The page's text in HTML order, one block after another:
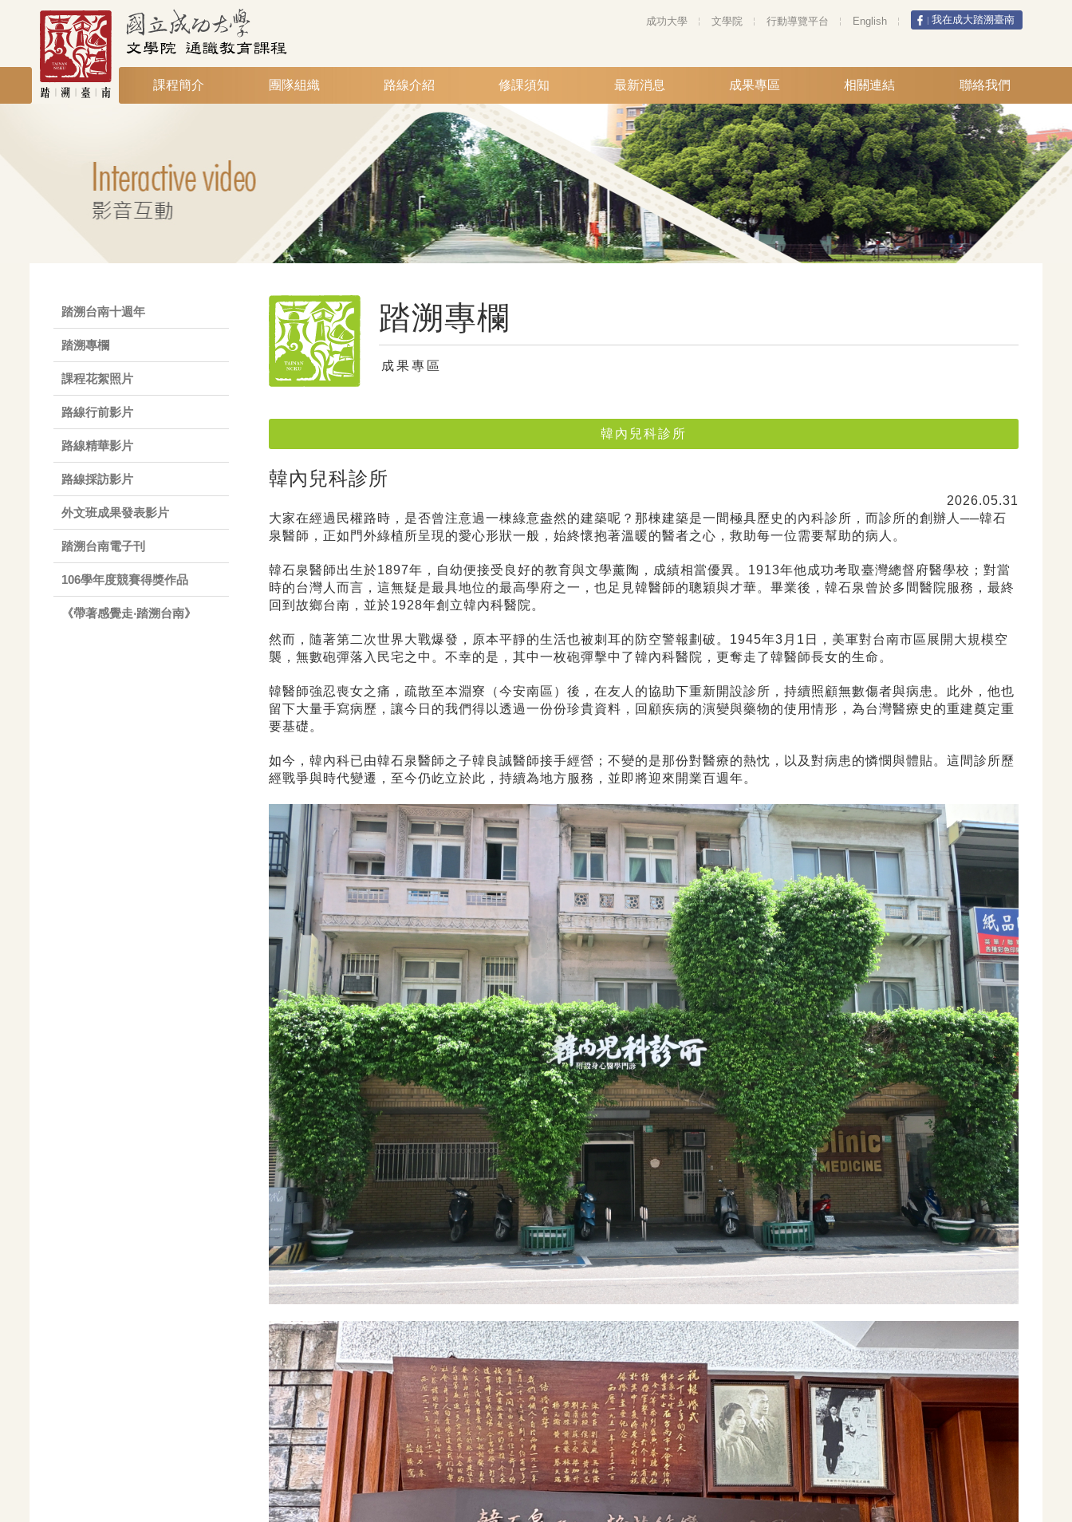
成功大學 文學院 行動導覽平台 English 我在成大踏溯臺南
課程簡介 團隊組織 路線介紹 修課須知 最新消息 成果專區 相關連結 聯絡我們
踏溯台南十週年
踏溯專欄
課程花絮照片
路線行前影片
路線精華影片
路線採訪影片
外文班成果發表影片
踏溯台南電子刊
106學年度競賽得獎作品
《帶著感覺走‧踏溯台南》
踏溯專欄
成果專區
韓內兒科診所
韓內兒科診所
2026.05.31
大家在經過民權路時，是否曾注意過一棟綠意盎然的建築呢？那棟建築是一間極具歷史的內科診所，而診所的創辦人──韓石
泉醫師，正如門外綠植所呈現的愛心形狀一般，始終懷抱著溫暖的醫者之心，救助每一位需要幫助的病人。
韓石泉醫師出生於1897年，自幼便接受良好的教育與文學薰陶，成績相當優異。1913年他成功考取臺灣總督府醫學校；對當
時的台灣人而言，這無疑是最具地位的最高學府之一，也足見韓醫師的聰穎與才華。畢業後，韓石泉曾於多間醫院服務，最終
回到故鄉台南，並於1928年創立韓內科醫院。
然而，隨著第二次世界大戰爆發，原本平靜的生活也被刺耳的防空警報劃破。1945年3月1日，美軍對台南市區展開大規模空
襲，無數砲彈落入民宅之中。不幸的是，其中一枚砲彈擊中了韓內科醫院，更奪走了韓醫師長女的生命。
韓醫師強忍喪女之痛，疏散至本淵寮（今安南區）後，在友人的協助下重新開設診所，持續照顧無數傷者與病患。此外，他也
留下大量手寫病歷，讓今日的我們得以透過一份份珍貴資料，回顧疾病的演變與藥物的使用情形，為台灣醫療史的重建奠定重
要基礎。
如今，韓內科已由韓石泉醫師之子韓良誠醫師接手經營；不變的是那份對醫療的熱忱，以及對病患的憐憫與體貼。這間診所歷
經戰爭與時代變遷，至今仍屹立於此，持續為地方服務，並即將迎來開業百週年。